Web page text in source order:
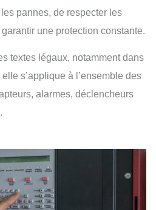
pannes, de respecter les
une protection constante.
textes légaux, notamment dans
s’applique à l’ensemble des
alarmes, déclencheurs